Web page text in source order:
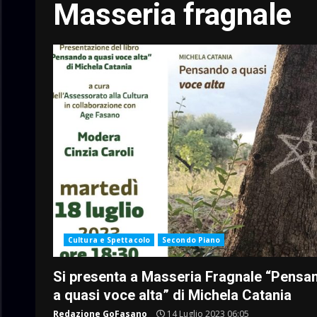
Masseria fragnale
Cultura e Spettacolo Secondo Piano
Si presenta a Masseria Fragnale
a quasi voce alta” di Michela Catania
Redazione GoFasano 14 Luglio 2023 06:05